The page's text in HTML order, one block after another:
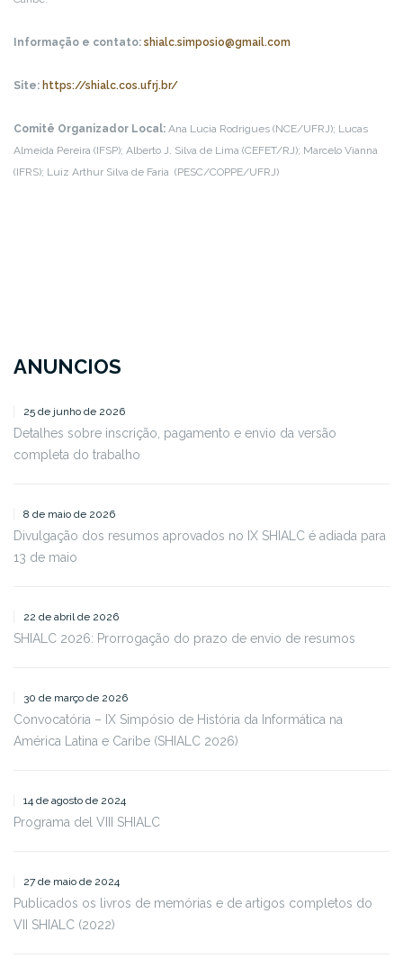
Informação e contato: shialc.simposio@gmail.com
Site: https://shialc.cos.ufrj.br/
Comitê Organizador Local: Ana Lucia Rodrigues (NCE/UFRJ); Lucas
Almeida Pereira (IFSP); Alberto J. Silva de Lima (CEFET/RJ); Marcelo Vianna
(IFRS); Luiz Arthur Silva de Faria (PESC/COPPE/UFRJ)
ANUNCIOS
25 de junho de 2026
Detalhes sobre inscrição, pagamento e envio da versão
completa do trabalho
8 de maio de 2026
Divulgação dos resumos aprovados no IX SHIALC é adiada para
13 de maio
22 de abril de 2026
SHIALC 2026: Prorrogação do prazo de envio de resumos
30 de março de 2026
Convocatória – IX Simpósio de História da Informática na
América Latina e Caribe (SHIALC 2026)
14 de agosto de 2024
Programa del VIII SHIALC
27 de maio de 2024
Publicados os livros de memórias e de artigos completos do
VII SHIALC (2022)